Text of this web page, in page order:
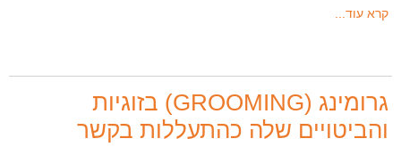
קרא עוד...
גרומינג (GROOMING) בזוגיות
והביטויים שלה כהתעללות בקשר